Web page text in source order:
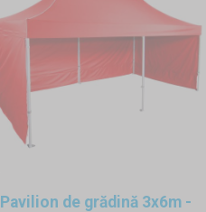
Pavilion de grădină 3x6m -